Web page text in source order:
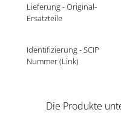
Lieferung - Original-
Identifizierung - SCIP
Nummer (Link)
Die Produkte